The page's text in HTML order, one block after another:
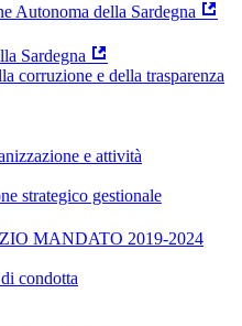
Autonoma della Sardegna
Sardegna
corruzione e della trasparenza
e attività
strategico gestionale
MANDATO 2019-2024
condotta